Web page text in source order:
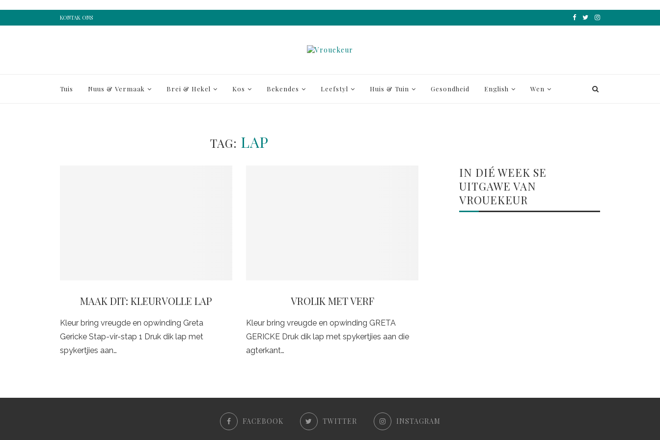
KONTAK ONS
Tuis Nuus & Vermaak Brei & Hekel Kos Bekendes Leefstyl Huis & Tuin Gesondheid English Wen
TAG: LAP
MAAK DIT: KLEURVOLLE LAP
Kleur bring vreugde en opwinding Greta
Gericke Stap-vir-stap 1 Druk dik lap met
spykertjies aan…
VROLIK MET VERF
Kleur bring vreugde en opwinding GRETA
GERICKE Druk dik lap met spykertjies aan die
agterkant…
IN DIÉ WEEK SE
UITGAWE VAN
VROUEKEUR
FACEBOOK TWITTER INSTAGRAM